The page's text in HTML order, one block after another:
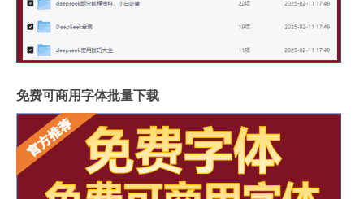
免费可商用字体批量下载